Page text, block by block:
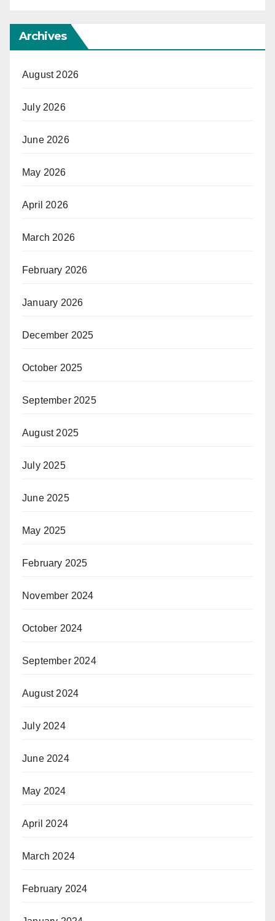
Archives
August 2026
July 2026
June 2026
May 2026
April 2026
March 2026
February 2026
January 2026
December 2025
October 2025
September 2025
August 2025
July 2025
June 2025
May 2025
February 2025
November 2024
October 2024
September 2024
August 2024
July 2024
June 2024
May 2024
April 2024
March 2024
February 2024